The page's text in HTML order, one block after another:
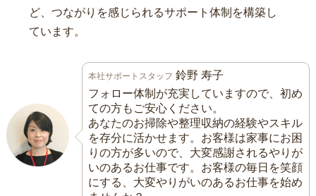
ど、つながりを感じられるサポート体制を構築し
ています。
本社サポートスタッフ 鈴野 寿子
フォロー体制が充実していますので、初め
ての方もご安心ください。
あなたのお掃除や整理収納の経験やスキル
を存分に活かせます。お客様は家事にお困
りの方が多いので、大変感謝されるやりが
いのあるお仕事です。お客様の毎日を笑顔
にする、大変やりがいのあるお仕事を始め